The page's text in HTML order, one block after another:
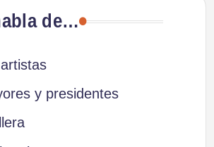
de…
y presidentes